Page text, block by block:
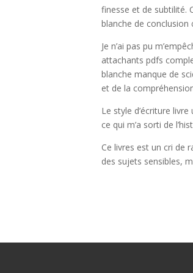
finesse et de subtilité.
blanche de conclusion
Je n’ai pas pu
attachants pdfs
blanche manque de
et de la
Le style d’écriture
ce qui m’a sorti de
Ce livres est un cri de
des sujets sensibles,